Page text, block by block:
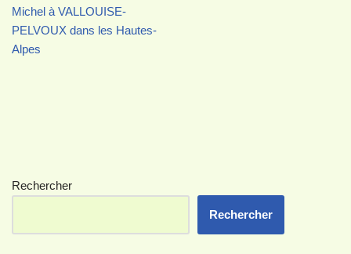
Michel à VALLOUISE-
PELVOUX dans les Hautes-
Alpes
Rechercher
Rechercher